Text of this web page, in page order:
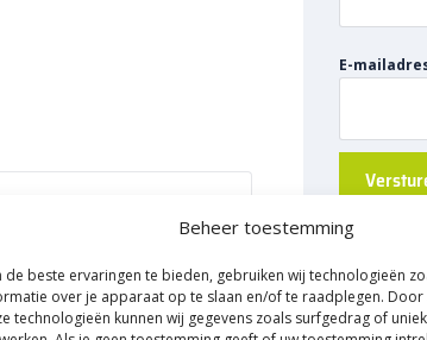
Beheer toestemming
de beste ervaringen te bieden, gebruiken wij technologieën
over je apparaat op te slaan en/of te raadplegen. Door
technologieën kunnen wij gegevens zoals surfgedrag of
aan eigen ontworpen
deze blokken ook worden
meer groen in de tuin wilt,
zithoek wilt
afwerking. Dat wil zeggen
de blokken automatisch
perfect voor wie een
robuust en industriële tuinen,
E-